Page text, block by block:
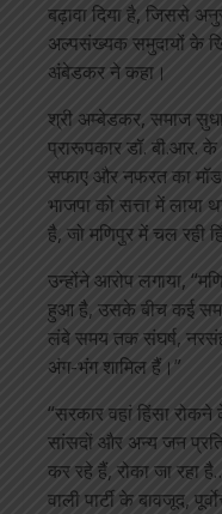
बढ़ावा दिया है, जिससे
अल्पसंख्यक समुदायों के
अंबेडकर ने कहा।
श्री अम्बेडकर, समाज
प्रारूपकार डॉ. बी.आर.
सफाए और नफरत का
भाजपा को सत्ता में लाया
है, जो मणिपुर में चल रही
उन्होंने आरोप लगाया,
हुआ है, उसके बीच कई
लंबे समय तक संघर्ष,
अंग-भंग शामिल हैं।”
“सरकार वहां हिंसा रोकने
सांसदों और अन्य जन
कर रहे हैं, रोका जा रहा
वाली पार्टी के बावजूद,